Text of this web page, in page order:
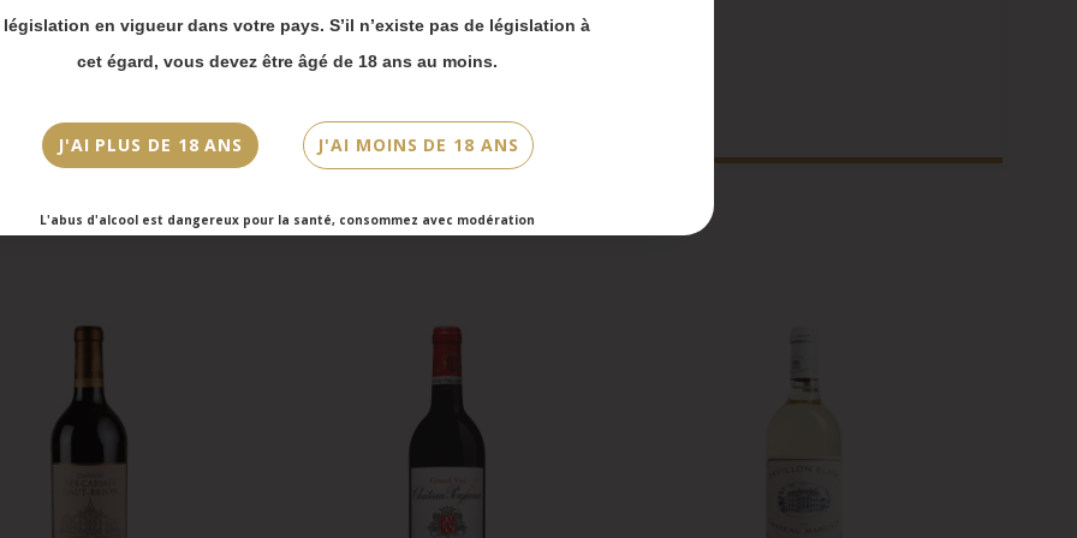
législation en vigueur dans votre pays. S’il n’existe pas de législation à
cet égard, vous devez être âgé de 18 ans au moins.
J'AI PLUS DE 18 ANS J'AI MOINS DE 18 ANS
L'abus d'alcool est dangereux pour la santé, consommez avec modération
bien prendre en compte :
Chronopost reprendront à partir du 31 août.
et cave Victor Hugo) seront disponibles à partir du 4